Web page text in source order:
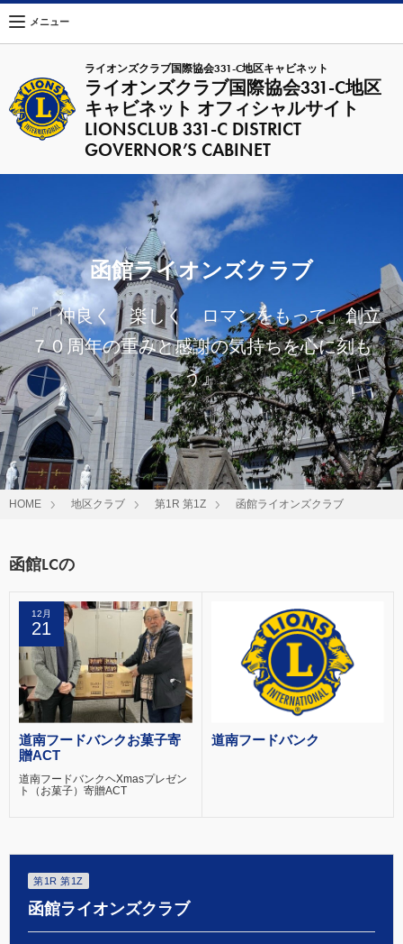
ライオンズクラブ国際協会331-C地区キャビネット
ライオンズクラブ国際協会331-C地区
キャビネット オフィシャルサイト
LIONSCLUB 331-C DISTRICT
GOVERNOR’S CABINET
メニュー
函館ライオンズクラブ
『「仲良く 楽しく ロマンをもって」創立
７０周年の重みと感謝の気持ちを心に刻も
う』
HOME 地区クラブ 第1R 第1Z 函館ライオンズクラブ
函館LCの
12月
21
道南フードバンクお菓子寄
贈ACT
道南フードバンクヘXmasプレゼン
ト（お菓子）寄贈ACT
道南フードバンク
第1R 第1Z
函館ライオンズクラブ